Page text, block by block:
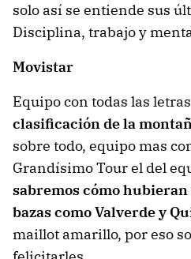
solo así se entiende sus
Disciplina, trabajo y
Movistar
Equipo con todas las
clasificación de la
sobre todo, equipo mas
Grandísimo Tour el del
sabremos cómo
bazas como Valverde y
maillot amarillo, por eso